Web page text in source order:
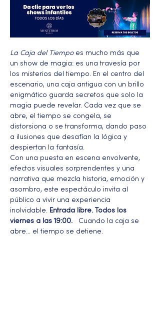
La Caja del Tiempo es mucho más que
un show de magia: es una travesía por
los misterios del tiempo. En el centro del
escenario, una caja antigua con un brillo
enigmático guarda secretos que solo la
magia puede revelar. Cada vez que se
abre, el tiempo se congela, se
distorsiona o se transforma, dando paso
a ilusiones que desafían la lógica y
despiertan la fantasía.
Con una puesta en escena envolvente,
efectos visuales sorprendentes y una
narrativa que mezcla historia, emoción y
asombro, este espectáculo invita al
público a vivir una experiencia
inolvidable. Entrada libre. Todos los
viernes a las 19:00. Cuando la caja se
abre… el tiempo se detiene.